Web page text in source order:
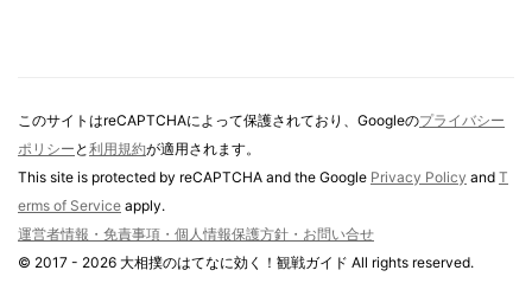
このサイトはreCAPTCHAによって保護されており、Googleのプライバシー
ポリシー と利用規約が適用されます。
This site is protected by reCAPTCHA and the Google Privacy Policy and T
erms of Service apply.
運営者情報・免責事項・個人情報保護方針・お問い合せ
© 2017 - 2026 大相撲のはてなに効く！観戦ガイド All rights reserved.